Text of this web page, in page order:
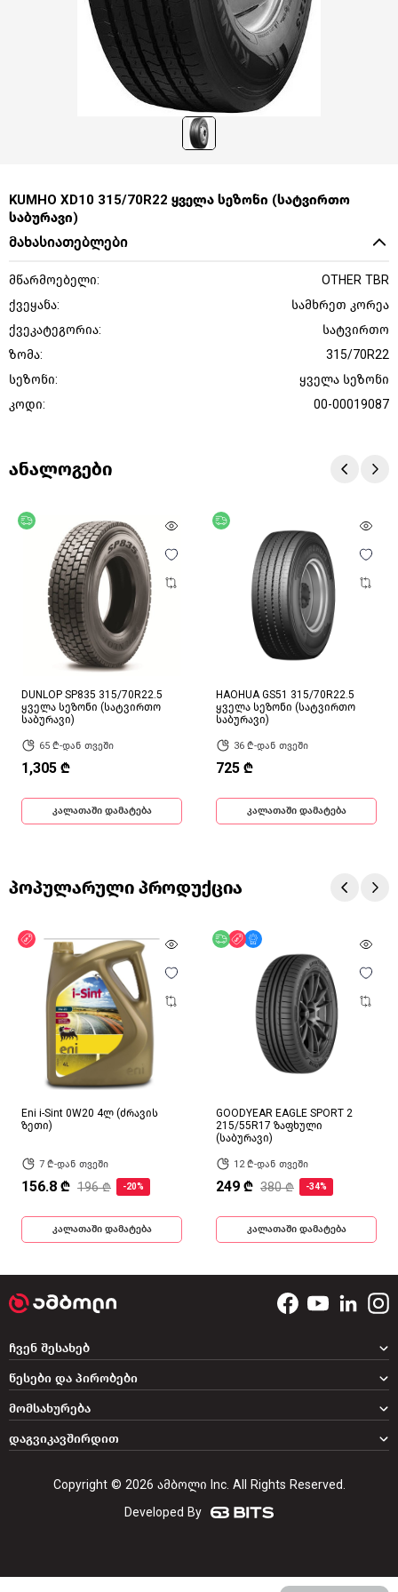
KUMHO XD10 315/70R22 ყველა სეზონი (სატვირთო
საბურავი)
მახასიათებლები
მწარმოებელი:
OTHER TBR
ქვეყანა:
სამხრეთ კორეა
ქვეკატეგორია:
სატვირთო
ზომა:
315/70R22
სეზონი:
ყველა სეზონი
კოდი:
00-00019087
ანალოგები
უფასო მიწოდება
DUNLOP SP835 315/70R22.5
ყველა სეზონი (სატვირთო
საბურავი)
65 ₾-დან თვეში
1,305 ₾
კალათაში დამატება
HAOHUA GS51 315/70R22.5
ყველა სეზონი (სატვირთო
საბურავი)
36 ₾-დან თვეში
725 ₾
კალათაში დამატება
პოპულარული პროდუქცია
ფასდაკლება
Eni i-Sint 0W20 4ლ (ძრავის
ზეთი)
7 ₾-დან თვეში
156.8 ₾ 196 ₾ -20%
კალათაში დამატება
უფასო მიწოდება
ფასდაკლება
GOODYEAR EAGLE SPORT 2
215/55R17 ზაფხული
(საბურავი)
12 ₾-დან თვეში
249 ₾ 380 ₾ -34%
კალათაში დამატება
დაგვიკავშირდით
ჩვენ შესახებ
წესები და პირობები
მომსახურება
Copyright © 2026 ამბოლი Inc. All Rights Reserved.
Developed By